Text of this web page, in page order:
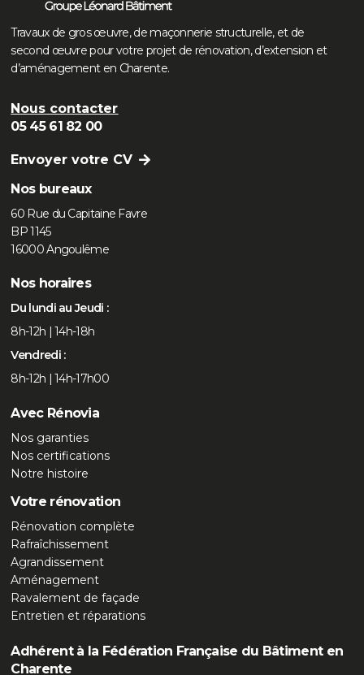
Travaux de gros œuvre, de maçonnerie structurelle, et de
second œuvre pour votre projet de rénovation, d’extension et
d’aménagement en Charente.
Nous contacter
05 45 61 82 00
Envoyer votre CV
Nos bureaux
60 Rue du Capitaine Favre
BP 1145
16000 Angoulême
Nos horaires
Du lundi au Jeudi :
8h-12h | 14h-18h
Vendredi :
8h-12h | 14h-17h00
Avec Rénovia
Nos garanties
Nos certifications
Notre histoire
Votre rénovation
Rénovation complète
Rafraîchissement
Agrandissement
Aménagement
Ravalement de façade
Entretien et réparations
Adhérent à la Fédération Française du Bâtiment en
Charente